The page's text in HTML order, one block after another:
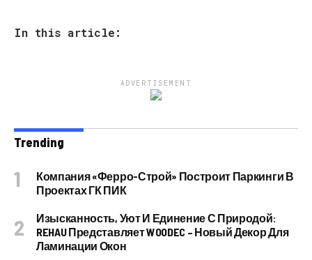
In this article:
ADVERTISEMENT
Trending
Компания «Ферро-Строй» Построит Паркинги В
Проектах ГК ПИК
Изысканность, Уют И Единение С Природой:
REHAU Представляет WOODEC – Новый Декор Для
Ламинации Окон